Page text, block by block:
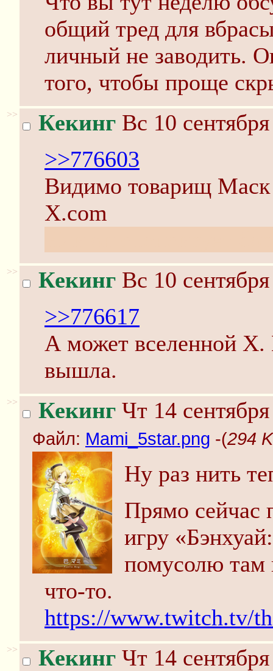
общий тред для
личный не заводить.
того, чтобы проще
>> Кекинг Вс 10
>>776603
Видимо товарищ
X.com
>> Кекинг Вс 10
>>776617
А может вселенной X.
вышла.
>> Кекинг Чт 14
Файл: Mami_5star.png -(294
Ну раз нить
Прямо сейчас
игру
помусолю там
что-то.
https://www.twitch.tv/
>> Кекинг Чт 14